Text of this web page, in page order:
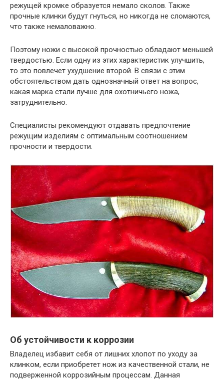
режущей кромке образуется немало сколов. Также
прочные клинки будут гнуться, но никогда не сломаются,
что также немаловажно.
Поэтому ножи с высокой прочностью обладают меньшей
твердостью. Если одну из этих характеристик улучшить,
то это повлечет ухудшение второй. В связи с этим
обстоятельством дать однозначный ответ на вопрос,
какая марка стали лучше для охотничьего ножа,
затруднительно.
Специалисты рекомендуют отдавать предпочтение
режущим изделиям с оптимальным соотношением
прочности и твердости.
Об устойчивости к коррозии
Владелец избавит себя от лишних хлопот по уходу за
клинком, если приобретет нож из качественной стали, не
подверженной коррозийным процессам. Данная